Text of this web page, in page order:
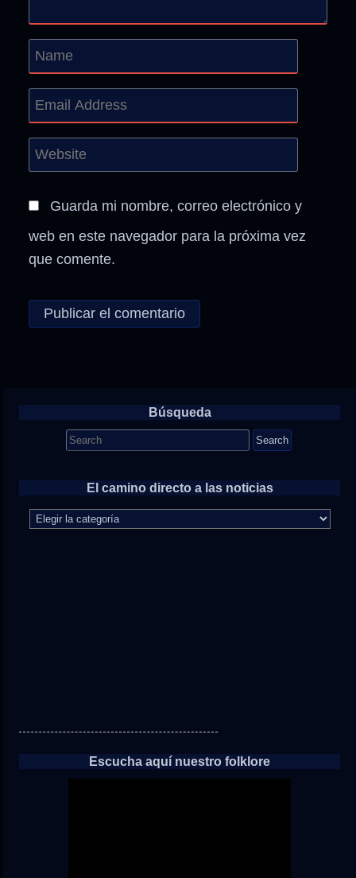
Guarda mi nombre, correo electrónico y
web en este navegador para la próxima vez
que comente.
Búsqueda
Search
for:
El camino directo a las noticias
camino
Escucha aquí nuestro folklore